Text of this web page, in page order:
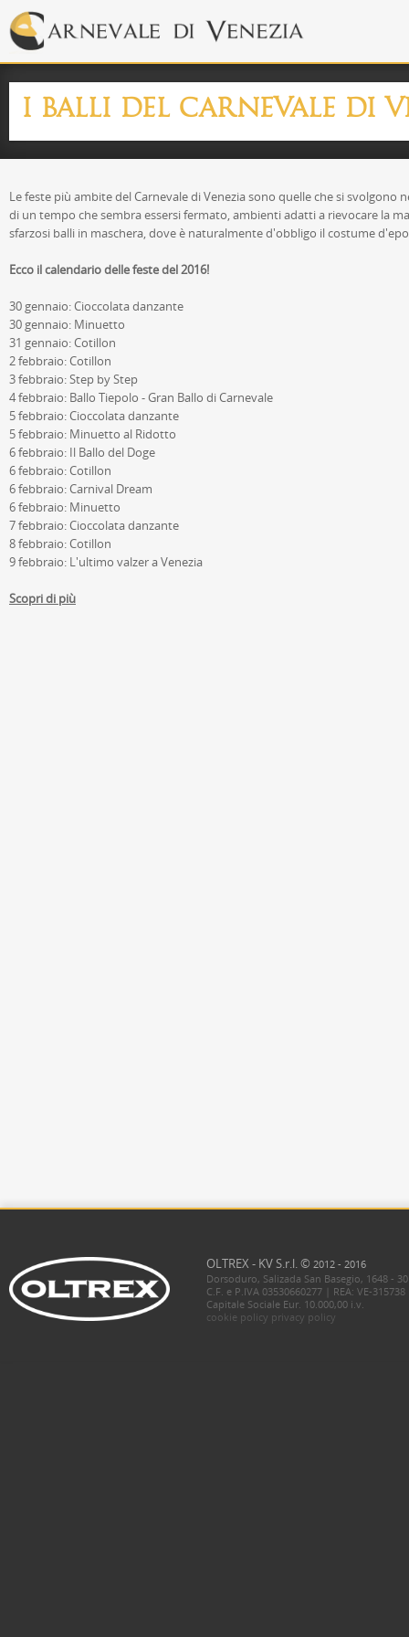
I BALLI DEL CARNEVALE DI
Le feste più ambite del Carnevale di Venezia sono quelle che si svolgono
di un tempo che sembra essersi fermato, ambienti adatti a rievocare la
sfarzosi balli in maschera, dove è naturalmente d'obbligo il costume
Ecco il calendario delle feste del 2016!
30 gennaio: Cioccolata danzante
30 gennaio: Minuetto
31 gennaio: Cotillon
2 febbraio: Cotillon
3 febbraio: Step by Step
4 febbraio: Ballo Tiepolo - Gran Ballo di Carnevale
5 febbraio: Cioccolata danzante
5 febbraio: Minuetto al Ridotto
6 febbraio: Il Ballo del Doge
6 febbraio: Cotillon
6 febbraio: Carnival Dream
6 febbraio: Minuetto
7 febbraio: Cioccolata danzante
8 febbraio: Cotillon
9 febbraio: L'ultimo valzer a Venezia
Scopri di più
OLTREX - KV S.r.l. © 2012 - 2016
Dorsoduro, Salizada San Basegio, 1648 -
C.F. e P.IVA 03530660277 | REA: VE-315738
Capitale Sociale Eur. 10.000,00 i.v.
cookie policy privacy policy